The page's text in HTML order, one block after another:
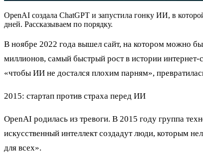
OpenAI создала ChatGPT и запустила гонку ИИ, в
дней. Рассказываем по порядку.
В ноябре 2022 года вышел сайт, на котором можно
миллионов, самый быстрый рост в истории
«чтобы ИИ не достался плохим парням»,
2015: стартап против страха перед ИИ
OpenAI родилась из тревоги. В 2015 году группа
искусственный интеллект создадут люди, которым
для всех».